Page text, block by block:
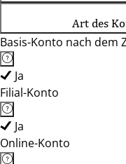
Art des
Basis-Konto nach dem
Ja
Filial-Konto
Ja
Online-Konto